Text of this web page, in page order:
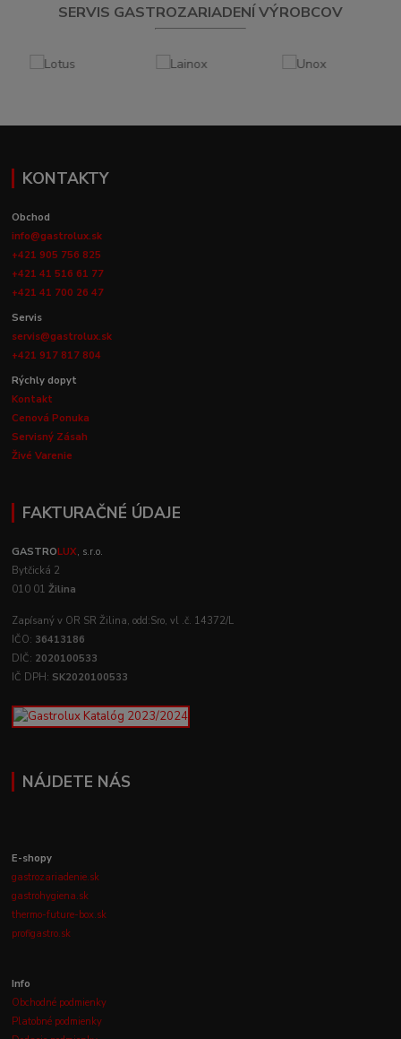
SERVIS GASTROZARIADENÍ VÝROBCOV
KONTAKTY
Obchod
info@gastrolux.sk
+421 905 756 825
+421 41 516 61 77
+421 41 700 26 47
Servis
servis@gastrolux.sk
+421 917 817 804
Rýchly dopyt
Kontakt
Cenová Ponuka
Servisný Zásah
Živé Varenie
FAKTURAČNÉ ÚDAJE
GASTROLUX, s.r.o.
Bytčická 2
010 01Žilina
Zapísaný v OR SR Žilina, odd:Sro, vl .č. 14372/L
IČO: 36413186
DIČ: 2020100533
IČ DPH: SK2020100533
NÁJDETE NÁS
E-shopy
gastrozariadenie.sk
gastrohygiena.sk
thermo-future-box.sk
profigastro.sk
Info
Obchodné podmienky
Platobné podmienky